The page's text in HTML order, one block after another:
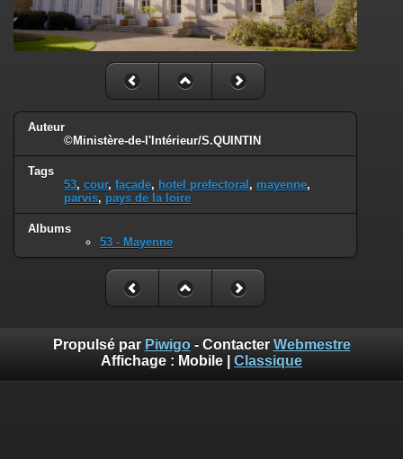
Auteur
©Ministère-de-l'Intérieur/S.QUINTIN
Tags
53, cour, façade, hotel prefectoral, mayenne,
parvis, pays de la loire
Albums
53 - Mayenne
Propulsé par Piwigo- Contacter Webmestre
Affichage : Mobile Classique